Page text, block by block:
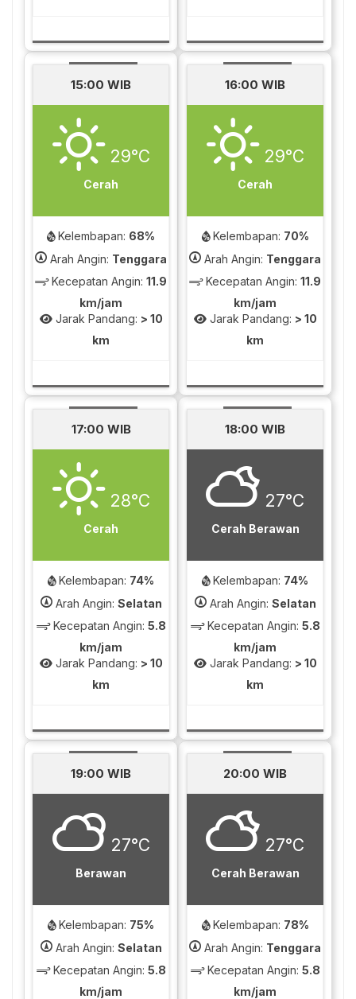
15:00 WIB
29°C
Cerah
Kelembapan: 68%
Arah Angin: Tenggara
Kecepatan Angin: 11.9
km/jam
Jarak Pandang: > 10
km
16:00 WIB
29°C
Cerah
Kelembapan: 70%
Arah Angin: Tenggara
Kecepatan Angin: 11.9
km/jam
Jarak Pandang: > 10
km
17:00 WIB
28°C
Cerah
Kelembapan: 74%
Arah Angin: Selatan
Kecepatan Angin: 5.8
km/jam
Jarak Pandang: > 10
km
18:00 WIB
27°C
Cerah Berawan
Kelembapan: 74%
Arah Angin: Selatan
Kecepatan Angin: 5.8
km/jam
Jarak Pandang: > 10
km
19:00 WIB
27°C
Berawan
Kelembapan: 75%
Arah Angin: Selatan
Kecepatan Angin: 5.8
km/jam
20:00 WIB
27°C
Cerah Berawan
Kelembapan: 78%
Arah Angin: Tenggara
Kecepatan Angin: 5.8
km/jam